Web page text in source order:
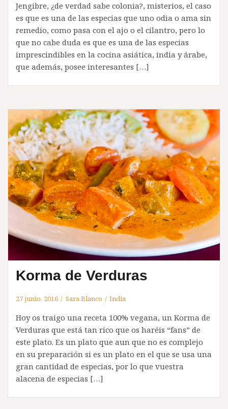
Jengibre, ¿de verdad sabe colonia?, misterios, el caso
es que es una de las especias que uno odia o ama sin
remedio, como pasa con el ajo o el cilantro, pero lo
que no cabe duda es que es una de las especias
imprescindibles en la cocina asiática, india y árabe,
que además, posee interesantes […]
Korma de Verduras
27 junio, 2016 Sara Blanco India
Hoy os traigo una receta 100% vegana, un Korma de
Verduras que está tan rico que os haréis “fans” de
este plato. Es un plato que aun que no es complejo
en su preparación si es un plato en el que se usa una
gran cantidad de especias, por lo que vuestra
alacena de especias […]